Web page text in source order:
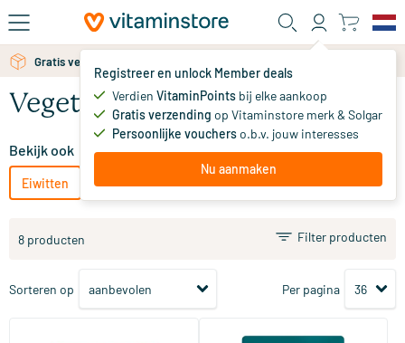
Ga naar de hoofdinhoud
Registreer en unlock Member deals
Verdien VitaminPoints bij elke aankoop
Gratis verzending op Vitaminstore merk & Solgar
Persoonlijke voucherso.b.v. jouw interesses
Nu aanmaken
Gratis persoonlijk advies via chat of email
Vegetarische Eiwitten
Bekijk ook
Eiwitten Vegan Eiwitten
8 producten Filter producten
Sorteren op Per pagina
(16)